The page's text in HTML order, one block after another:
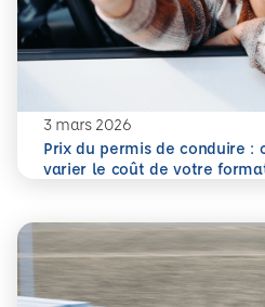
3 mars 2026
Prix du permis de conduire :
varier le coût de votre
En savoir plus
Prix du permis de conduire